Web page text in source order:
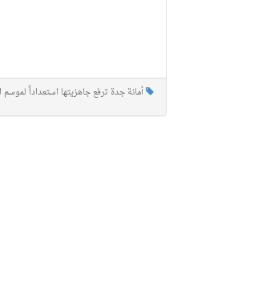
أمانة جدة ترفع جاهزيتها استعداداً لموسم